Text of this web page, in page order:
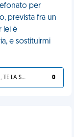
per
prevista fra un
lei è
e sostituirmi
SVEGLIATI, TE LA SEI CERCATA! 0